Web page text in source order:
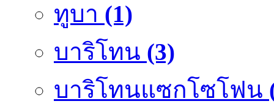
ทูบา (1)
บาริโทน (3)
บาริโทนแซกโซโฟน